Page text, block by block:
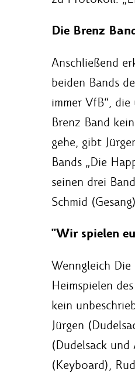
Die Brenz
Anschließend
beiden Bands
immer VfB“,
Brenz Band
gehe, gibt
Bands „Die
seinen drei
Schmid
"Wir spielen
Wenngleich
Heimspielen
kein
Jürgen
(Dudelsack
(Keyboard),